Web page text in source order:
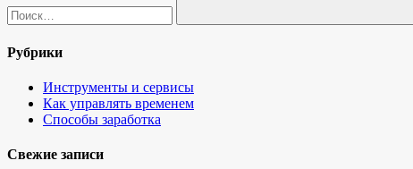
Поиск
Рубрики
Инструменты и сервисы
Как управлять временем
Способы заработка
Свежие записи